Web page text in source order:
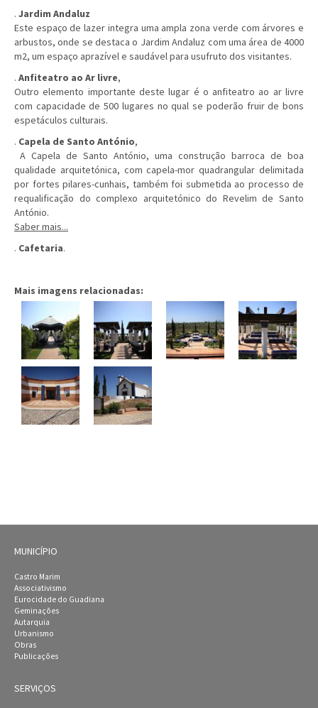
. Jardim Andaluz
Este espaço de lazer integra uma ampla zona verde com árvores e
arbustos, onde se destaca o Jardim Andaluz com uma área de 4000
m2, um espaço aprazível e saudável para usufruto dos visitantes.
. Anfiteatro ao Ar livre,
Outro elemento importante deste lugar é o anfiteatro ao ar livre
com capacidade de 500 lugares no qual se poderão fruir de bons
espetáculos culturais.
. Capela de Santo António,
A Capela de Santo António, uma construção barroca de boa
qualidade arquitetónica, com capela-mor quadrangular delimitada
por fortes pilares-cunhais, também foi submetida ao processo de
requalificação do complexo arquitetónico do Revelim de Santo
António.
Saber mais...
. Cafetaria.
Mais imagens relacionadas:
MUNICÍPIO
Castro Marim
Associativismo
Eurocidade do Guadiana
Geminações
Autarquia
Urbanismo
Obras
Publicações
SERVIÇOS